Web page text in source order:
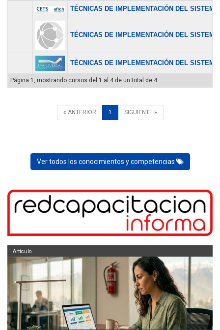
TÉCNICAS DE IMPLEMENTACIÓN DEL
TÉCNICAS DE IMPLEMENTACIÓN DEL
TÉCNICAS DE IMPLEMENTACIÓN DEL
Página 1, mostrando cursos del 1 al 4 de un total de 4. .
« ANTERIOR 1 SIGUIENTE »
Ver todos los conocimientos y competencias
Artículo